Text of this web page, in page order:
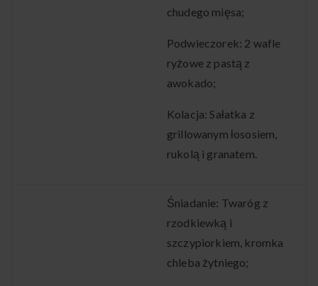
chudego mięsa;
Podwieczorek: 2 wafle
ryżowe z pastą z
awokado;
Kolacja: Sałatka z
grillowanym łososiem,
rukolą i granatem.
Śniadanie: Twaróg z
rzodkiewką i
szczypiorkiem, kromka
chleba żytniego;